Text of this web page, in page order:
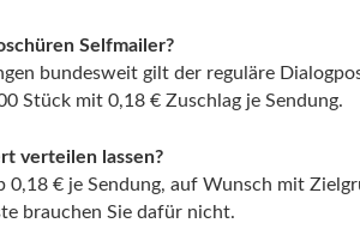
Selfmailer?
bundesweit gilt der reguläre
Stück mit 0,18 € Zuschlag je Sendung.
verteilen lassen?
€ je Sendung, auf Wunsch mit
brauchen Sie dafür nicht.